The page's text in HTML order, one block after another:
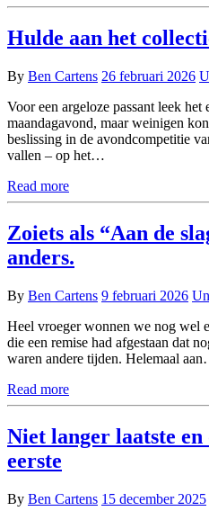
Hulde aan het
By Ben Cartens 26 februari 2026
Voor een argeloze passant leek het
maandagavond, maar weinigen
beslissing in de avondcompetitie
vallen – op het…
Read more
Zoiets als “Aan de
anders.
By Ben Cartens 9 februari 2026
Heel vroeger wonnen we nog wel
die een remise had afgestaan dat
waren andere tijden. Helemaal
Read more
Niet langer laatste
eerste
By Ben Cartens 15 december 2025